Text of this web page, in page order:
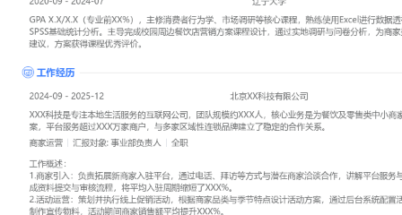
工作经历
2024-09 -2025-12
XXX科技是专注本地生活服务的互联网公司，团队规模约XXX人，
售类中小商家提供线上运营与营销解决方案，平台服务超过XXX万
连锁品牌建立了稳定的合作关系。
商家运营
工作概述：